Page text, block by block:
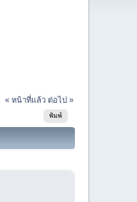
« หน้าที่แล้ว ต่อไป »
พิมพ์